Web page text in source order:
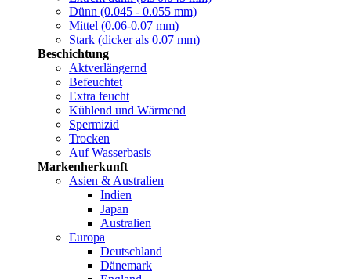
Dünn (0.045 - 0.055 mm)
Mittel (0.06-0.07 mm)
Stark (dicker als 0.07 mm)
Beschichtung
Aktverlängernd
Befeuchtet
Extra feucht
Kühlend und Wärmend
Spermizid
Trocken
Auf Wasserbasis
Markenherkunft
Asien & Australien
Indien
Japan
Australien
Europa
Deutschland
Dänemark